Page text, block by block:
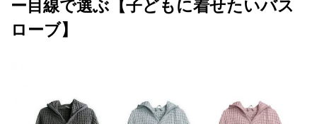
ー目線で選ぶ【子どもに着せたいバス
ローブ】